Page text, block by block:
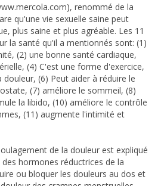
renommé de la
qu'une vie sexuelle saine peut
plus saine et plus agréable. Les 11
la santé qu'il a mentionnés sont: (1)
(2) une bonne santé cardiaque,
(4) C'est une forme d'exercice,
(6) Peut aider à réduire le
(7) améliore le sommeil, (8)
la libido, (10) améliore le contrôle
(11) augmente l'intimité et
de la douleur est expliqué
hormones réductrices de la
ou bloquer les douleurs au dos et